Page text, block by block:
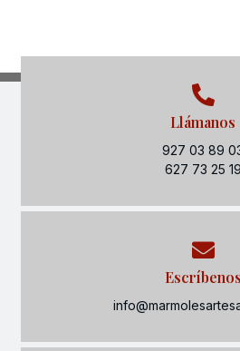
Llámanos
927 03 89
627 73 25 19
Escríbenos